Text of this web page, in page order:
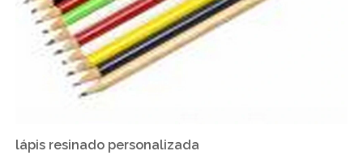
lápis resinado personalizada